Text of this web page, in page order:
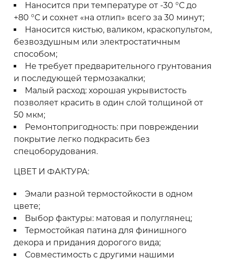
Наносится при температуре от -30 °С до
+80 °С и сохнет «на отлип» всего за 30 минут;
Наносится кистью, валиком, краскопультом,
безвоздушным или электростатичным
способом;
Не требует предварительного грунтования
и последующей термозакалки;
Малый расход: хорошая укрывистость
позволяет красить в один слой толщиной от
50 мкм;
Ремонтопригодность: при повреждении
покрытие легко подкрасить без
спецоборудования.
ЦВЕТ И ФАКТУРА:
Эмали разной термостойкости в одном
цвете;
Выбор фактуры: матовая и полуглянец;
Термостойкая патина для финишного
декора и придания дорогого вида;
Совместимость с другими нашими